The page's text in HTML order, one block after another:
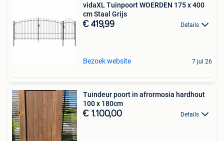
vidaXL Tuinpoort WOERDEN 175 x 400
cm Staal Grijs
€ 419,99 Details
Bezoek website 7 jul 26
Tuindeur poort in afrormosia hardhout
100 x 180cm
€ 1.100,00 Details